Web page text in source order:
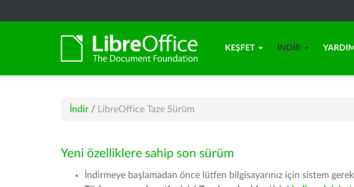
KEŞFET İNDIR
İndir / LibreOffice Taze Sürüm
Yeni özelliklere sahip son sürüm
İndirmeye başlamadan önce lütfen bilgisayarınız için sistem